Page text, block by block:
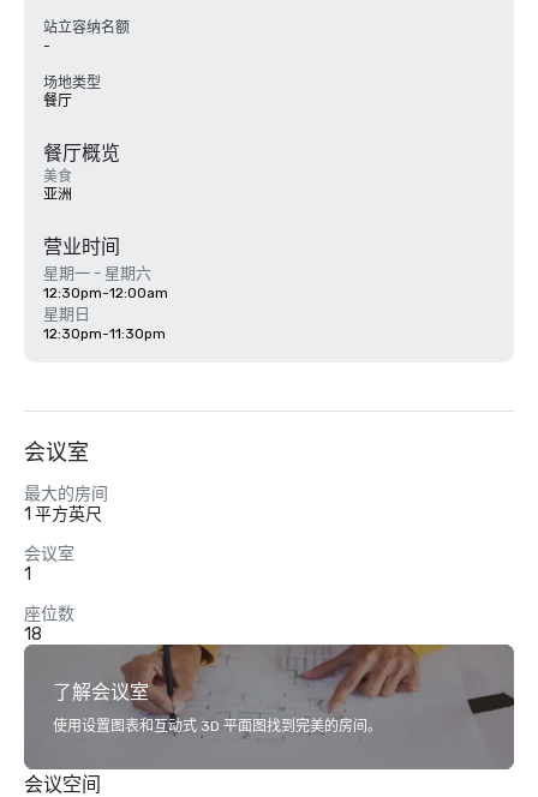
站立容纳名额
-
场地类型
餐厅
餐厅概览
美食
亚洲
营业时间
星期一 - 星期六
12:30pm-12:00am
星期日
12:30pm-11:30pm
会议室
最大的房间
1 平方英尺
会议室
1
座位数
18
了解会议室
使用设置图表和互动式 3D 平面图找到完美的房间。
会议空间